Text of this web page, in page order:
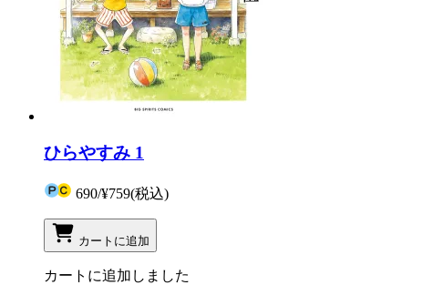
ひらやすみ 1
690/¥759(税込)
カートに追加
カートに追加しました